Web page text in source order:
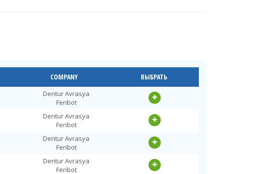
Dentur Avrasya
Feribot
Dentur Avrasya
Feribot
Dentur Avrasya
Feribot
Dentur Avrasya
Feribot
Dentur Avrasya
Feribot
COMPANY ВЫБРАТЬ
Dentur Avrasya
Feribot
Dentur Avrasya
Feribot
Dentur Avrasya
Feribot
Dentur Avrasya
Feribot